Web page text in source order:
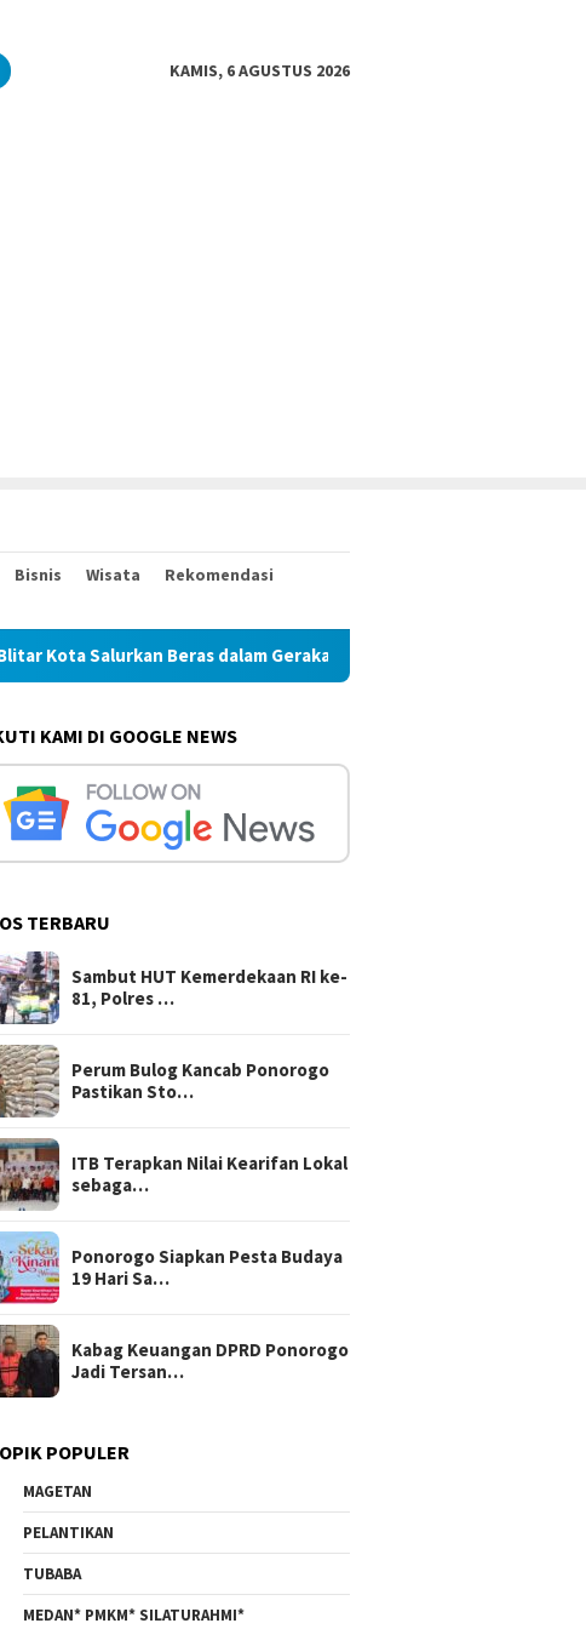
KAMIS, 6 AGUSTUS 2026
Bisnis Wisata
Rekomendasi
Salurkan Beras dalam Gerakan Pangan Murah
Pesta
Hari
Kasus Tunjangan Perumahan
Dewan
KAMI DI GOOGLE NEWS
TERBARU
Sambut HUT Kemerdekaan RI ke-
81, Polres …
Perum Bulog Kancab Ponorogo
Pastikan Sto…
ITB Terapkan Nilai Kearifan Lokal
sebaga…
Ponorogo Siapkan Pesta Budaya
19 Hari Sa…
Kabag Keuangan DPRD Ponorogo
Jadi Tersan…
POPULER
MAGETAN
PELANTIKAN
TUBABA
MEDAN* PMKM* SILATURAHMI*